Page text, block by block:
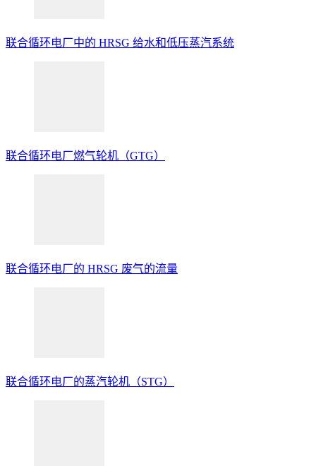
联合循环电厂中的 HRSG 给水和低压蒸汽系统
联合循环电厂燃气轮机（GTG）
联合循环电厂的 HRSG 废气的流量
联合循环电厂的蒸汽轮机（STG）